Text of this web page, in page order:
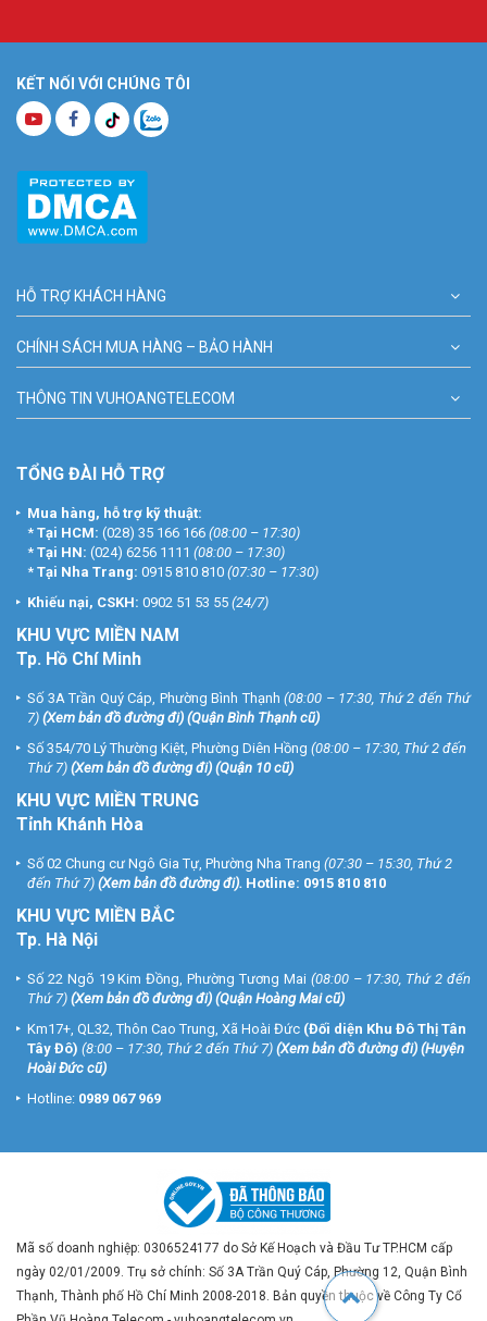
KẾT NỐI VỚI CHÚNG TÔI
HỖ TRỢ KHÁCH HÀNG
CHÍNH SÁCH MUA HÀNG – BẢO HÀNH
THÔNG TIN VUHOANGTELECOM
TỔNG ĐÀI HỖ TRỢ
Mua hàng, hỗ trợ kỹ thuật:
* Tại HCM: (028) 35 166 166 (08:00 – 17:30)
* Tại HN: (024) 6256 1111 (08:00 – 17:30)
* Tại Nha Trang: 0915 810 810 (07:30 – 17:30)
Khiếu nại, CSKH: 0902 51 53 55 (24/7)
KHU VỰC MIỀN NAM
Tp. Hồ Chí Minh
Số 3A Trần Quý Cáp, Phường Bình Thạnh (08:00 – 17:30, Thứ 2 đến Thứ
7) (Xem bản đồ đường đi) (Quận Bình Thạnh cũ)
Số 354/70 Lý Thường Kiệt, Phường Diên Hồng (08:00 – 17:30, Thứ 2 đến
Thứ 7) (Xem bản đồ đường đi) (Quận 10 cũ)
KHU VỰC MIỀN TRUNG
Tỉnh Khánh Hòa
Số 02 Chung cư Ngô Gia Tự, Phường Nha Trang (07:30 – 15:30, Thứ 2
đến Thứ 7) (Xem bản đồ đường đi). Hotline: 0915 810 810
KHU VỰC MIỀN BẮC
Tp. Hà Nội
Số 22 Ngõ 19 Kim Đồng, Phường Tương Mai (08:00 – 17:30, Thứ 2 đến
Thứ 7) (Xem bản đồ đường đi) (Quận Hoàng Mai cũ)
Km17+, QL32, Thôn Cao Trung, Xã Hoài Đức (Đối diện Khu Đô Thị Tân
Tây Đô) (8:00 – 17:30, Thứ 2 đến Thứ 7) (Xem bản đồ đường đi) (Huyện
Hoài Đức cũ)
Hotline: 0989 067 969
Mã số doanh nghiệp: 0306524177 do Sở Kế Hoạch và Đầu Tư TP.HCM cấp
ngày 02/01/2009. Trụ sở chính: Số 3A Trần Quý Cáp, Phường 12, Quận Bình
Thạnh, Thành phố Hồ Chí Minh 2008-2018. Bản quyền thuộc về Công Ty Cổ